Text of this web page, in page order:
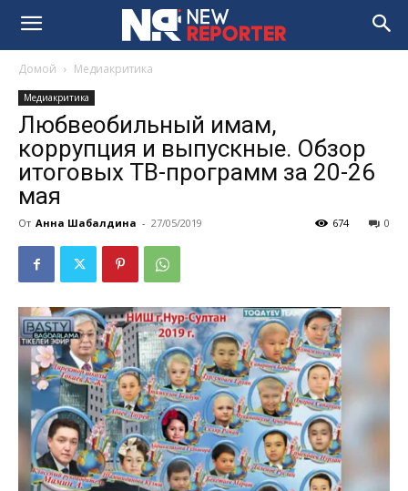
Домой Медиакритика
Медиакритика
Любвеобильный имам,
коррупция и выпускные. Обзор
итоговых ТВ-программ за 20-26
мая
От Анна Шабалдина - 27/05/2019 0
674